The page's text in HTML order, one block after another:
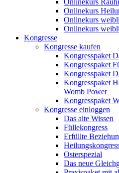
Onlinekurs
Onlinekurs
Onlinekurs
Onlinekurs
Kongresse
Kongresse kaufen
Kongresspaket
Kongresspaket
Kongresspaket
Kongresspaket
Womb Power
Kongresspaket
Kongresse einloggen
Das alte Wissen
Füllekongress
Erfüllte
Osterspezial
Das neue